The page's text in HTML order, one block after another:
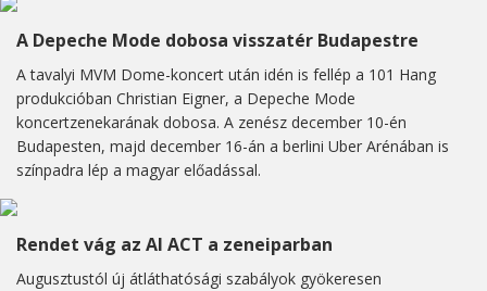
A Depeche Mode dobosa visszatér Budapestre
A tavalyi MVM Dome-koncert után idén is fellép a 101 Hang
produkcióban Christian Eigner, a Depeche Mode
koncertzenekarának dobosa. A zenész december 10-én
Budapesten, majd december 16-án a berlini Uber Arénában is
színpadra lép a magyar előadással.
Rendet vág az AI ACT a zeneiparban
Augusztustól új átláthatósági szabályok gyökeresen